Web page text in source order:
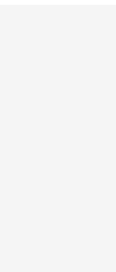
度10H」レベルで、
ターでも傷つけるこ